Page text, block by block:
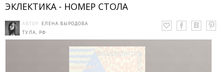
ЭКЛЕКТИКА - НОМЕР СТОЛА
АВТОР: ЕЛЕНА ВЫРОДОВА
ТУЛА, РФ